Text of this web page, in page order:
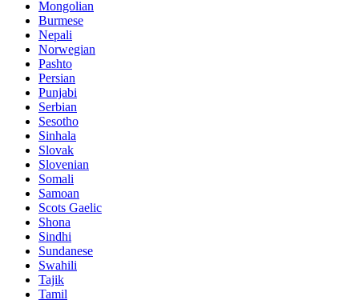
Mongolian
Burmese
Nepali
Norwegian
Pashto
Persian
Punjabi
Serbian
Sesotho
Sinhala
Slovak
Slovenian
Somali
Samoan
Scots Gaelic
Shona
Sindhi
Sundanese
Swahili
Tajik
Tamil